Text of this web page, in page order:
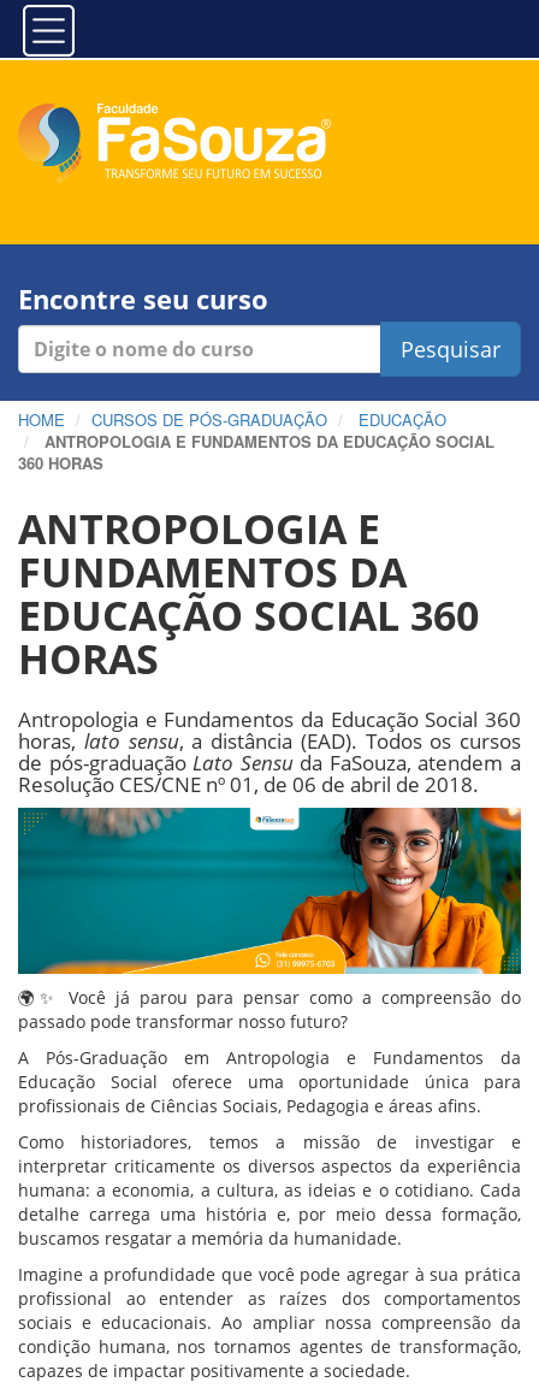
Encontre seu curso
Pesquisar
HOME CURSOS DE PÓS-GRADUAÇÃO
EDUCAÇÃO
ANTROPOLOGIA E FUNDAMENTOS DA EDUCAÇÃO SOCIAL
360 HORAS
ANTROPOLOGIA E
FUNDAMENTOS DA
EDUCAÇÃO SOCIAL 360
HORAS
Antropologia e Fundamentos da Educação Social 360
horas, lato sensu, a distância (EAD). Todos os cursos
de pós-graduaçãoLato Sensuda FaSouza, atendem a
Resolução CES/CNE nº 01, de 06 de abril de 2018.
🌍✨ Você já parou para pensar como a compreensão do
passado pode transformar nosso futuro?
A Pós-Graduação em Antropologia e Fundamentos da
Educação Social oferece uma oportunidade única para
profissionais de Ciências Sociais, Pedagogia e áreas afins.
Como historiadores, temos a missão de investigar e
interpretar criticamente os diversos aspectos da experiência
humana: a economia, a cultura, as ideias e o cotidiano. Cada
detalhe carrega uma história e, por meio dessa formação,
buscamos resgatar a memória da humanidade.
Imagine a profundidade que você pode agregar à sua prática
profissional ao entender as raízes dos comportamentos
sociais e educacionais. Ao ampliar nossa compreensão da
condição humana, nos tornamos agentes de transformação,
capazes de impactar positivamente a sociedade.